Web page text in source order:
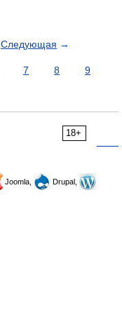
Следующая →
7 8
9
18+
Joomla,
Drupal,